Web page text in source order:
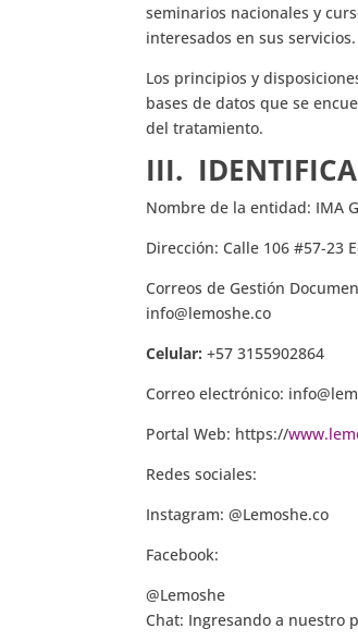
seminarios nacionales y
interesados en sus servicios.
Los principios y
bases de datos que se
del tratamiento.
III.
Nombre de la entidad: IMA
Dirección: Calle 106 #57-23
Correos de Gestión
info@lemoshe.co
Celular:+57 3155902864
Correo electrónico:
Portal Web: https://
Redes sociales:
Instagram: @Lemoshe.co
Facebook:
@Lemoshe
Chat: Ingresando a nuestro